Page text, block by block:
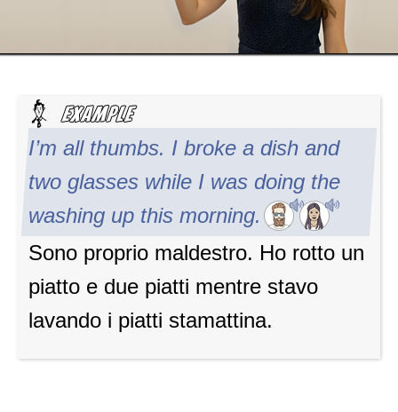
I’m all thumbs. I broke a dish and
two glasses while I was doing the
washing up this morning.
Sono proprio maldestro. Ho rotto un
piatto e due piatti mentre stavo
lavando i piatti stamattina.